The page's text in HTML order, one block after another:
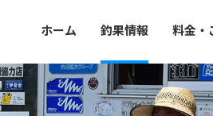
ホーム 釣果情報 料金・